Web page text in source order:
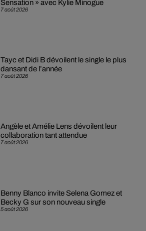
7 août 2026
Sensation » avec Kylie Minogue
7 août 2026
Tayc et Didi B dévoilent le single le plus
dansant de l’année
7 août 2026
Angèle et Amélie Lens dévoilent leur
collaboration tant attendue
5 août 2026
Benny Blanco invite Selena Gomez et
Becky G sur son nouveau single